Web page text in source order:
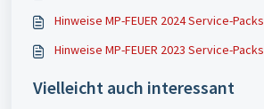
Hinweise MP-FEUER 2024 Service-Packs
Hinweise MP-FEUER 2023 Service-Packs
Vielleicht auch interessant